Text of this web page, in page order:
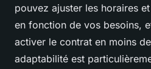
pouvez ajuster les horaires
en fonction de vos besoins,
activer le contrat en moins
adaptabilité est